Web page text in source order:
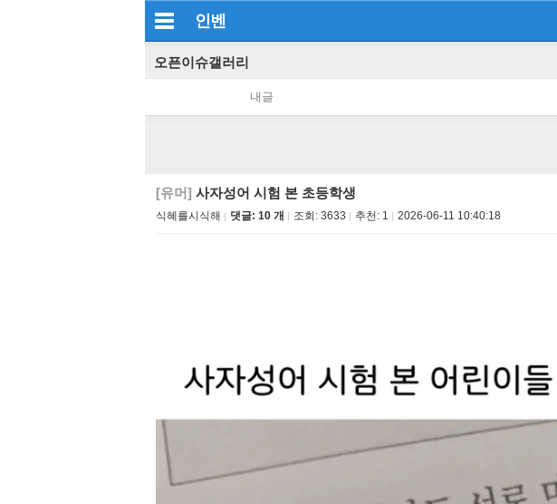
인벤
오픈이슈갤러리
내글
[유머] 사자성어 시험 본 초등학생
식혜를시식해 댓글: 10 개 조회: 3633 추천: 1 2026-06-11 10:40:18